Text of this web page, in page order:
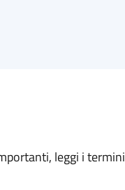
leggi i termini